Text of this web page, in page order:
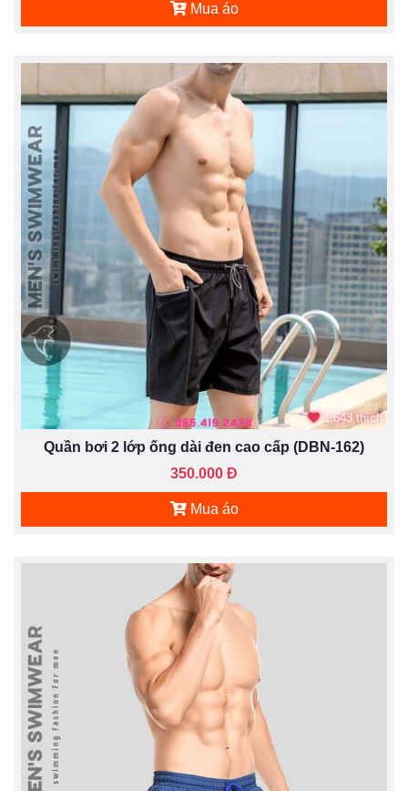
Mua áo
1.643 thích
Quần bơi 2 lớp ống dài đen cao cấp (DBN-162)
350.000 Đ
Mua áo